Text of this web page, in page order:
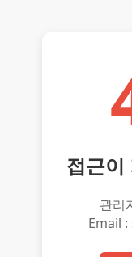
접근이
관리
Email